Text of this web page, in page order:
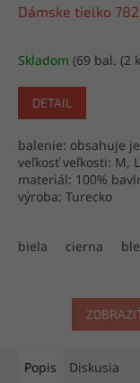
Dámske tielko
Priemerné
produktu
z
5
hviezdičiek.
Skladom (69 bal. (2
DETAIL
balenie: obsahuje
veľkosť veľkosti: M,
materiál: 100%
výroba: Turecko
biela cierna
Popis Diskusia